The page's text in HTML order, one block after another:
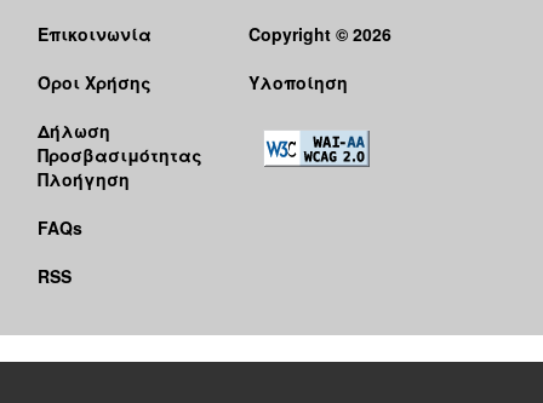
Επικοινωνία
Όροι Χρήσης
Δήλωση
Προσβασιμότητας
Πλοήγηση
FAQs
RSS
Copyright © 2026
Υλοποίηση